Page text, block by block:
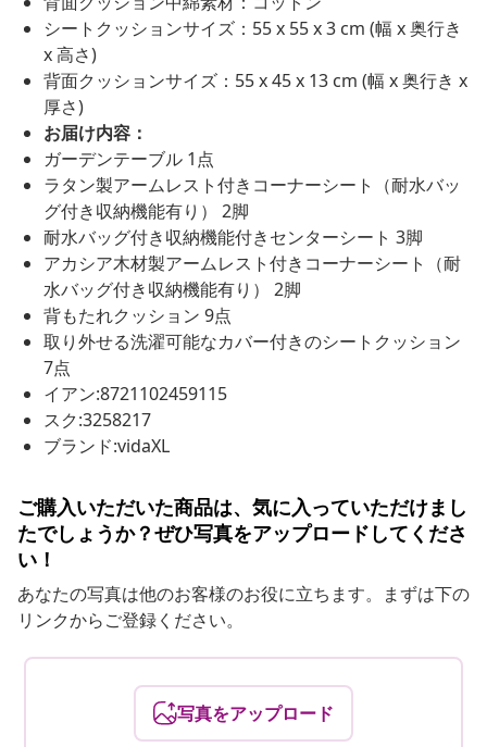
シートクッションサイズ：55 x 55 x 3 cm (幅 x 奥行き
x 高さ)
背面クッションサイズ：55 x 45 x 13 cm (幅 x 奥行き x
厚さ)
お届け内容：
ガーデンテーブル 1点
ラタン製アームレスト付きコーナーシート（耐水バッ
グ付き収納機能有り） 2脚
耐水バッグ付き収納機能付きセンターシート 3脚
アカシア木材製アームレスト付きコーナーシート（耐
水バッグ付き収納機能有り） 2脚
背もたれクッション 9点
取り外せる洗濯可能なカバー付きのシートクッション
7点
イアン:8721102459115
スク:3258217
ブランド:vidaXL
ご購入いただいた商品は、気に入っていただけまし
たでしょうか？ぜひ写真をアップロードしてくださ
い！
あなたの写真は他のお客様のお役に立ちます。まずは下の
リンクからご登録ください。
写真をアップロード